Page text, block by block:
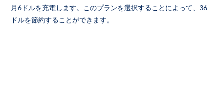
月6ドルを充電します。このプランを選択することによって、36
ドルを節約することができます。